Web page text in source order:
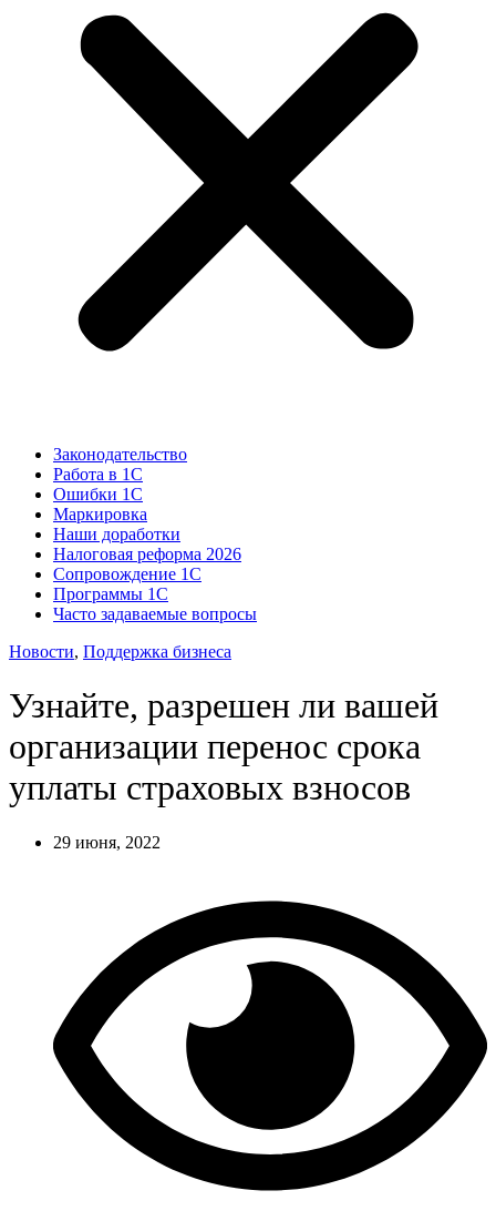
Законодательство
Работа в 1С
Ошибки 1С
Маркировка
Наши доработки
Налоговая реформа 2026
Сопровождение 1С
Программы 1С
Часто задаваемые вопросы
Новости, Поддержка бизнеса
Узнайте, разрешен ли вашей
организации перенос срока
уплаты страховых взносов
29 июня, 2022